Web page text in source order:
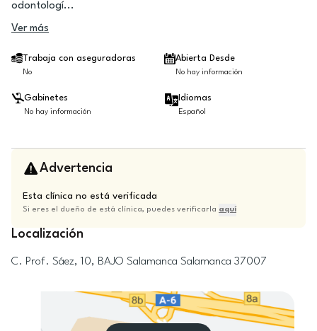
odontologí...
Ver más
Trabaja con aseguradoras
No
Abierta Desde
No hay información
Gabinetes
No hay información
Idiomas
Español
Advertencia
Esta clínica no está verificada
Si eres el dueño de está clínica, puedes verificarla aquí
Localización
C. Prof. Sáez, 10, BAJO Salamanca Salamanca 37007